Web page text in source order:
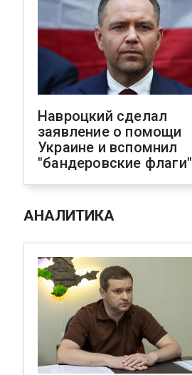
Навроцкий сделал
заявление о помощи
Украине и вспомнил
"бандеровские флаги"
АНАЛИТИКА